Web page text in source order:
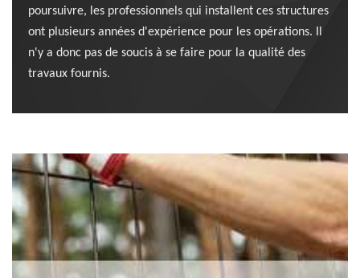
poursuivre, les professionnels qui installent ces structures
ont plusieurs années d'expérience pour les opérations. Il
n'y a donc pas de soucis à se faire pour la qualité des
travaux fournis.